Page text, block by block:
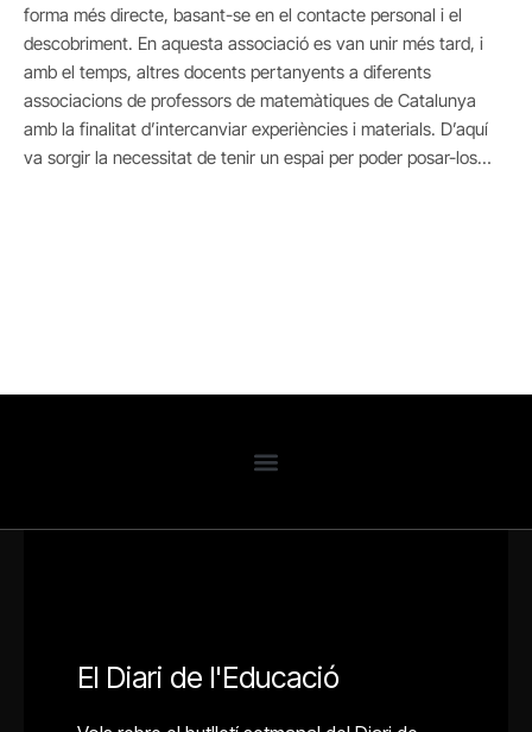
forma més directe, basant-se en el contacte personal i el
descobriment. En aquesta associació es van unir més tard, i
amb el temps, altres docents pertanyents a diferents
associacions de professors de matemàtiques de Catalunya
amb la finalitat d’intercanviar experiències i materials. D’aquí
va sorgir la necessitat de tenir un espai per poder posar-los…